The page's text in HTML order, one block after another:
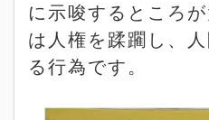
に示唆するところ
は人権を蹂躙し、
る行為です。